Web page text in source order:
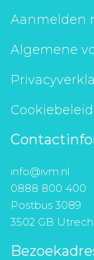
Aanmelden
Algemene
Cookiebeleid
info@ivm.nl
0888 800 400
Postbus 3089
3502 GB